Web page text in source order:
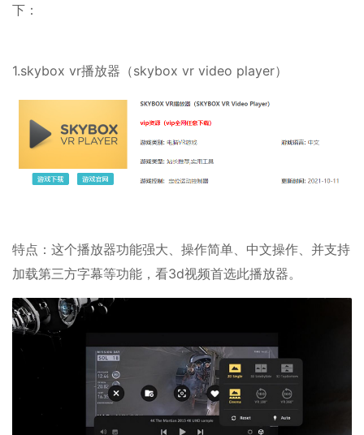
下：
1.skybox vr播放器（skybox vr video player）
特点：这个播放器功能强大、操作简单、中文操作、并支持
加载第三方字幕等功能，看3d视频首选此播放器。